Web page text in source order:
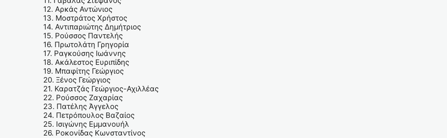
12. Αρκάς Αντώνιος
13. Μοστράτος Χρήστος
14. Αντιπαριώτης Δημήτριος
15. Ρούσσος Παντελής
16. Πρωτολάτη Γρηγορία
17. Ραγκούσης Ιωάννης
18. Ακάλεστος Ευριπίδης
19. Μπαφίτης Γεώργιος
20. Ξένος Γεώργιος
21. Καρατζάς Γεώργιος-Αχιλλέας
22. Ρούσσος Ζαχαρίας
23. Πατέλης Άγγελος
24. Πετρόπουλος Βαζαίος
25. Ισιγώνης Εμμανουήλ
26. Ροκονίδας Κωνσταντίνος